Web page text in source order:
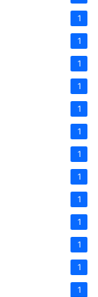
1
1
1
1
1
1
1
1
1
1
1
1
1